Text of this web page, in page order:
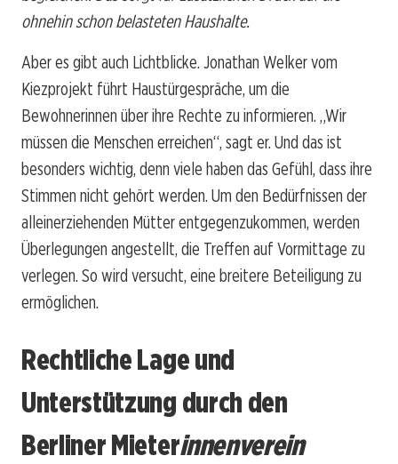
ohnehin schon belasteten Haushalte.
Aber es gibt auch Lichtblicke. Jonathan Welker vom
Kiezprojekt führt Haustürgespräche, um die
Bewohnerinnen über ihre Rechte zu informieren. „Wir
müssen die Menschen erreichen“, sagt er. Und das ist
besonders wichtig, denn viele haben das Gefühl, dass ihre
Stimmen nicht gehört werden. Um den Bedürfnissen der
alleinerziehenden Mütter entgegenzukommen, werden
Überlegungen angestellt, die Treffen auf Vormittage zu
verlegen. So wird versucht, eine breitere Beteiligung zu
ermöglichen.
Rechtliche Lage und
Unterstützung durch den
Berliner Mieterinnenverein